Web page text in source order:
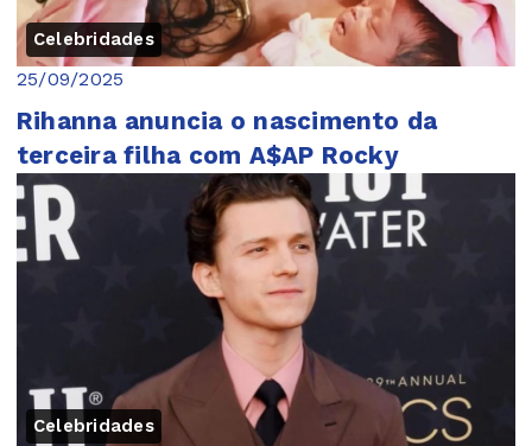
Celebridades
25/09/2025
Rihanna anuncia o nascimento da
terceira filha com A$AP Rocky
Celebridades